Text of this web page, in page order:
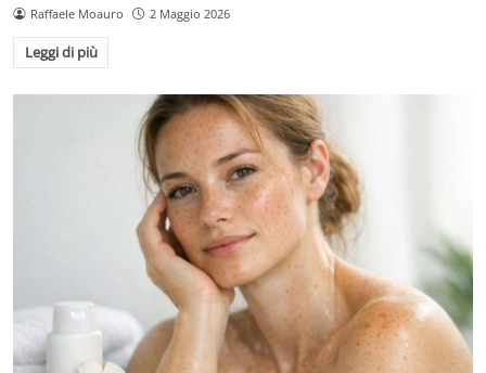
Raffaele Moauro 2 Maggio 2026
Leggi di più